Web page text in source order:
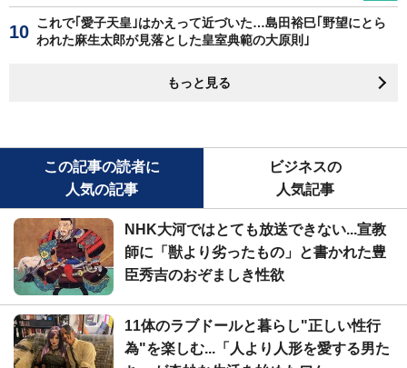
これで｢愛子天皇｣はかえって近づいた…島田裕巳｢野望にとら
われた麻生太郎が見落とした皇室典範の大原則｣
もっと見る
この記事の読者に
人気の記事
ビジネスの
人気記事
NHK大河ではとても放送できない...宣教
師に「獣より劣ったもの」と書かれた豊
臣秀吉のおぞましき性欲
11体のラブドールと暮らし"正しい性行
為"を楽しむ...「人より人形を愛する男た